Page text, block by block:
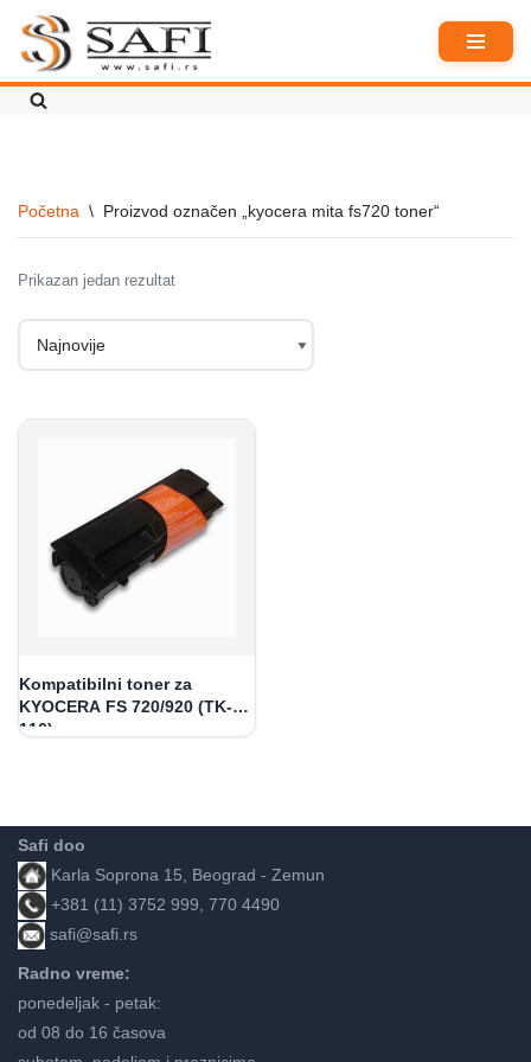
Skoči
na
Početna \ Proizvod označen „kyocera mita fs720 toner“
Prikazan jedan rezultat
Kompatibilni toner za
KYOCERA FS 720/920 (TK-
110)
Safi doo
Karla Soprona 15, Beograd - Zemun
+381 (11) 3752 999, 770 4490
safi@safi.rs
Radno vreme:
ponedeljak - petak:
od 08 do 16 časova